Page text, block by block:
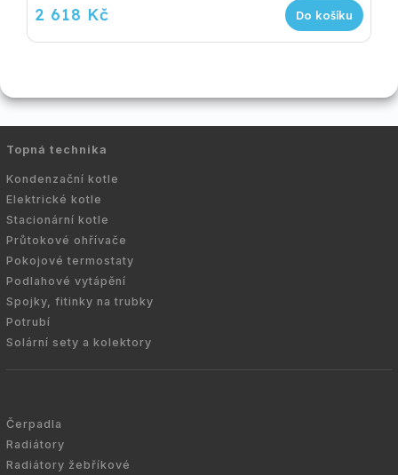
2 618 Kč Do košíku
Topná technika
Kondenzační kotle
Elektrické kotle
Stacionární kotle
Průtokové ohřívače
Pokojové termostaty
Podlahové vytápění
Spojky, fitinky na trubky
Potrubí
Solární sety a kolektory
Čerpadla
Radiátory
Radiátory žebříkové